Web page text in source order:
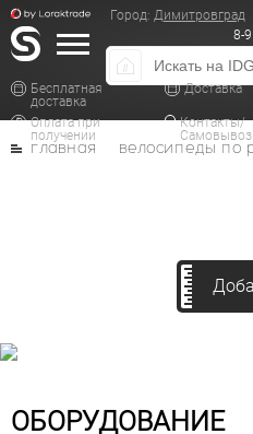
Город: Димитровград
8-
Бесплатная
доставка
Доставка
Оплата при
получении
Контакты/
Самовывоз
главная велосипеды по
ОБОРУДОВАНИЕ